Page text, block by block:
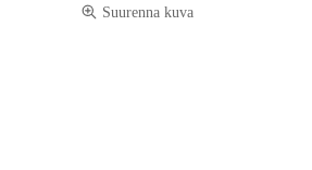
Suurenna kuva